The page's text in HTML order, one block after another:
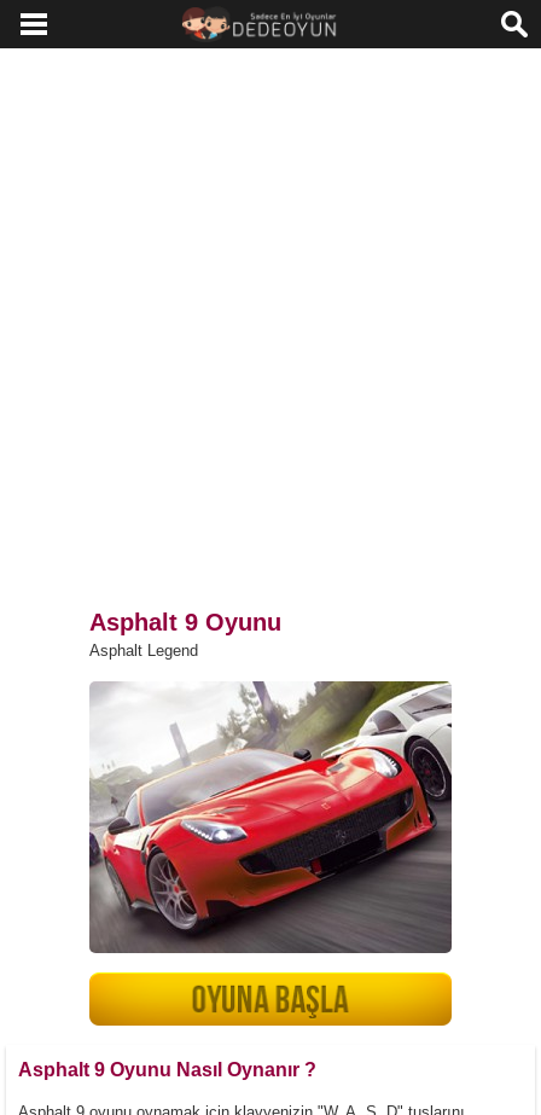
Asphalt 9 Oyunu
Asphalt Legend
Asphalt 9 Oyunu Nasıl Oynanır ?